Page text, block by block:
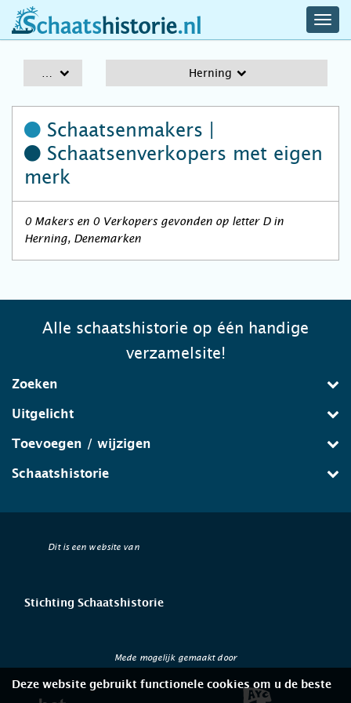
schaatshistorie.nl
Herning
Schaatsenmakers |
Schaatsenverkopers met eigen
merk
0 Makers en 0 Verkopers gevonden op letter D in
Herning, Denemarken
Alle schaatshistorie op één handige
verzamelsite!
Zoeken
Uitgelicht
Toevoegen / wijzigen
Schaatshistorie
Dit is een website van
Stichting Schaatshistorie
Mede mogelijk gemaakt door
Deze website gebruikt functionele cookies om u de beste